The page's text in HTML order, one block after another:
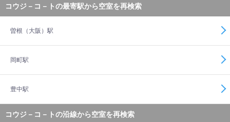
コウジ－コ－トの最寄駅から空室を再検索
曽根（大阪）駅
岡町駅
豊中駅
コウジ－コ－トの沿線から空室を再検索